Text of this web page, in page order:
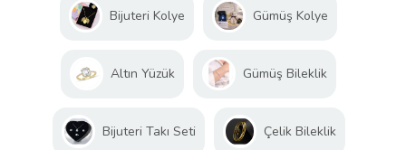
Bijuteri Kolye Gümüş Kolye
Altın Yüzük Gümüş Bileklik
Bijuteri Takı Seti Çelik Bileklik